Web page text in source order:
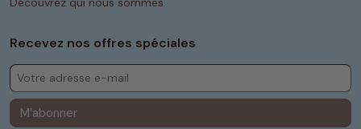
Recevez nos offres spéciales
M’abonner